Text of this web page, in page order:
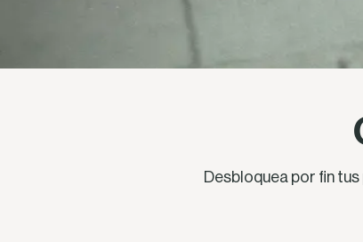
Desbloquea por fin